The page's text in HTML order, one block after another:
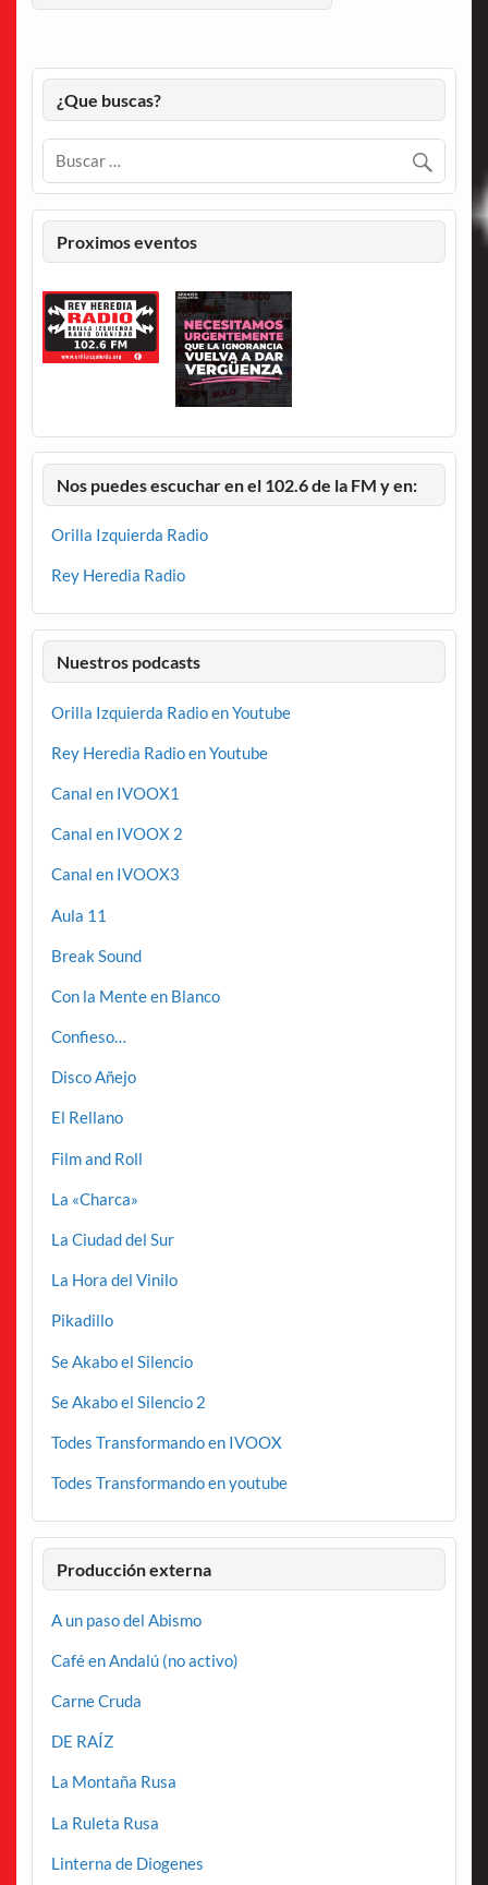
¿Que buscas?
Proximos eventos
Nos puedes escuchar en el 102.6 de la FM y en:
Orilla Izquierda Radio
Rey Heredia Radio
Nuestros podcasts
Orilla Izquierda Radio en Youtube
Rey Heredia Radio en Youtube
Canal en IVOOX1
Canal en IVOOX 2
Canal en IVOOX3
Aula 11
Break Sound
Con la Mente en Blanco
Confieso…
Disco Añejo
El Rellano
Film and Roll
La «Charca»
La Ciudad del Sur
La Hora del Vinilo
Pikadillo
Se Akabo el Silencio
Se Akabo el Silencio 2
Todes Transformando en IVOOX
Todes Transformando en youtube
Producción externa
A un paso del Abismo
Café en Andalú (no activo)
Carne Cruda
DE RAÍZ
La Montaña Rusa
La Ruleta Rusa
Linterna de Diogenes